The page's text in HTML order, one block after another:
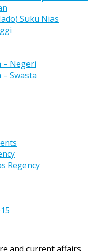
Suku Nias
– Negeri
Swasta
Regency